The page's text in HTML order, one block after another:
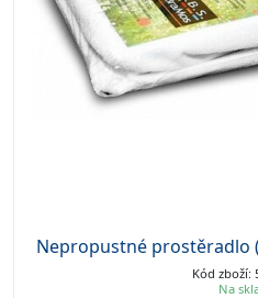
Nepropustné prostěradlo
Kód zboží:
Na